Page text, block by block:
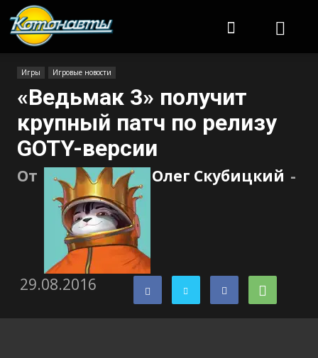
Игры Игровые новости
«Ведьмак 3» получит
крупный патч по релизу
GOTY-версии
От Олег Скубицкий -
29.08.2016